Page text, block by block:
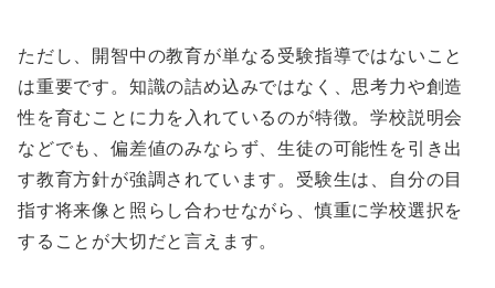
ただし、開智中の教育が単なる受験指導ではないこと
は重要です。知識の詰め込みではなく、思考力や創造
性を育むことに力を入れているのが特徴。学校説明会
などでも、偏差値のみならず、生徒の可能性を引き出
す教育方針が強調されています。受験生は、自分の目
指す将来像と照らし合わせながら、慎重に学校選択を
することが大切だと言えます。